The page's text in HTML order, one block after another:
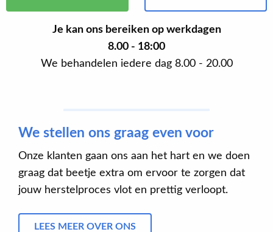
Je kan ons bereiken op werkdagen
8.00 - 18:00
We behandelen iedere dag 8.00 - 20.00
We stellen ons graag even voor
Onze klanten gaan ons aan het hart en we doen
graag dat beetje extra om ervoor te zorgen dat
jouw herstelproces vlot en prettig verloopt.
LEES MEER OVER ONS